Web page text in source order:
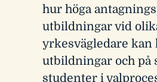
hur höga
utbildningar vid
yrkesvägledare kan
utbildningar och på
studenter i